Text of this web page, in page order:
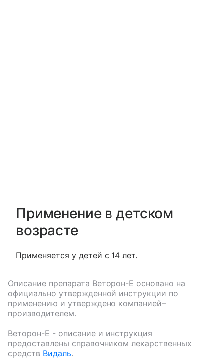
Применение в детском
возрасте
Применяется у детей с 14 лет.
Описание препарата Веторон-Е основано на
официально утвержденной инструкции по
применению и утверждено компанией–
производителем.
Веторон-Е - описание и инструкция
предоставлены справочником лекарственных
средств Видаль.